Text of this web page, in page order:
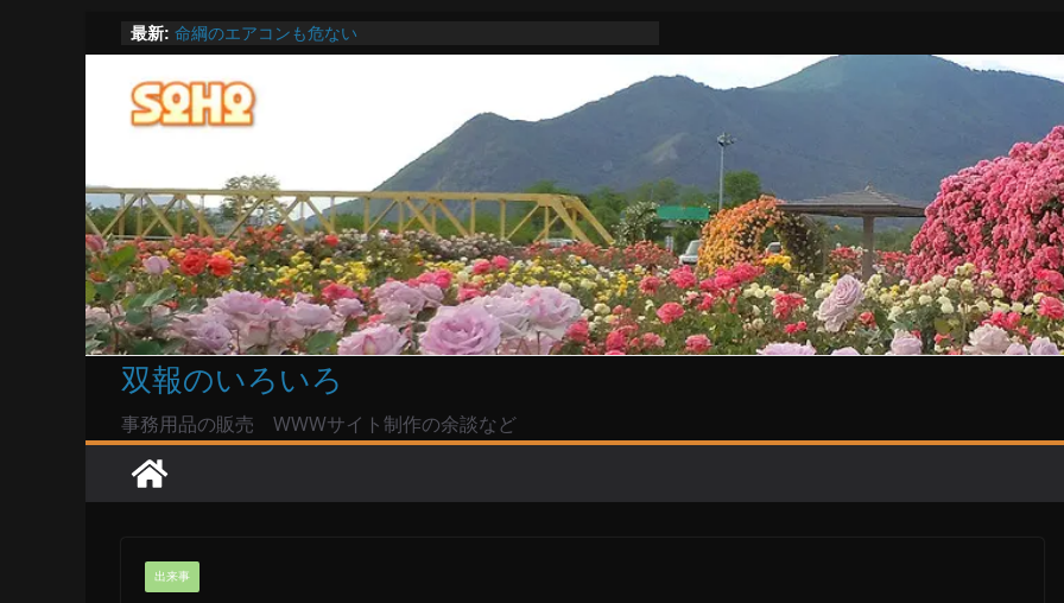
ン
へ
ス
キ
ッ
プ
最新: い」で良いのか
お盆は関東・東北で平年より低い気温に お盆明けはまた暑い
Windowsユーザーは公共の共有Wi-Fiは使うな?
高市首相とは隙間風が吹く鈴木憲和農水相
双報のいろいろ
事務用品の販売 WWWサイト制作の余談など
出来事